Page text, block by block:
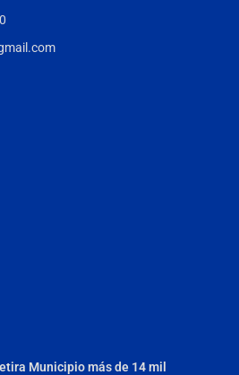
Municipio más de 14 mil